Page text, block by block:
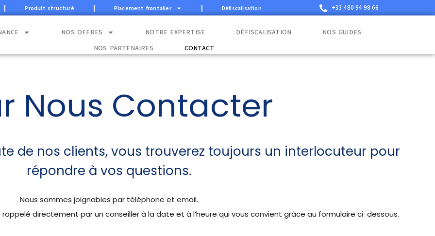
Produit structuré Placement frontalier Défiscalisation +33 480 94 98 66
NOS OFFRES NOTRE EXPERTISE DÉFISCALISATION
NOS GUIDES
NOS PARTENAIRES
CONTACT
Nous Contacter
de nos clients, vous trouverez toujours un interlocuteur pour
répondre à vos questions.
Nous sommes joignables par téléphone et email.
directement par un conseiller à la date et à l’heure qui vous convient grâce au formulaire ci-dessous.